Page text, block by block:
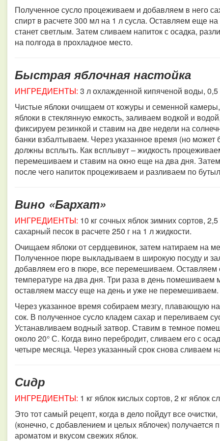
Полученное сусло процеживаем и добавляем в него
спирт в расчете 300 мл на 1 л сусла. Оставляем еще
станет светлым. Затем сливаем напиток с осадка,
на полгода в прохладное место.
Быстрая яблочная настойка
ИНГРЕДИЕНТЫ: 3 л охлажденной кипяченой воды, 0,5
Чистые яблоки очищаем от кожуры и семенной
яблоки в стеклянную емкость, заливаем водкой и
фиксируем резинкой и ставим на две недели на
банки взбалтываем. Через указанное время (но может
должны всплыть. Как всплывут – жидкость
перемешиваем и ставим на окно еще на два дня.
после чего напиток процеживаем и разливаем по
Вино «Бархат»
ИНГРЕДИЕНТЫ: 10 кг сочных яблок зимних сортов,
сахарный песок в расчете 250 г на 1 л жидкости.
Очищаем яблоки от сердцевинок, затем натираем на
Полученное пюре выкладываем в широкую посуду и
добавляем его в пюре, все перемешиваем. Оставляем
температуре на два дня. Три раза в день помешиваем
оставляем массу еще на день и уже не перемешиваем.
Через указанное время собираем мезгу, плавающую
сок. В полученное сусло кладем сахар и переливаем
Устанавливаем водный затвор. Ставим в темное
около 20° С. Когда вино перебродит, сливаем его с
четыре месяца. Через указанный срок снова сливаем
Сидр
ИНГРЕДИЕНТЫ: 1 кг яблок кислых сортов, 2 кг яблок
Это тот самый рецепт, когда в дело пойдут все
(конечно, с добавлением и целых яблочек) получается
ароматом и вкусом свежих яблок.